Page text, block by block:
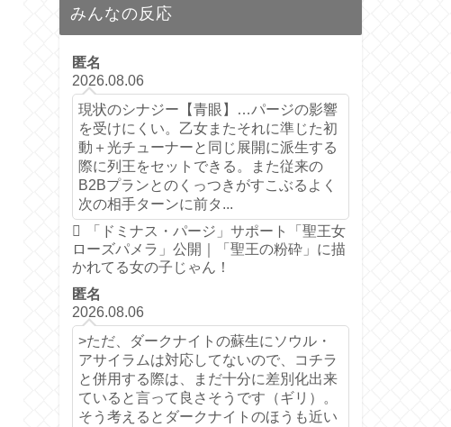
みんなの反応
匿名
2026.08.06
現状のシナジー【青眼】…パージの影響
を受けにくい。乙女またそれに準じた初
動＋光チューナーと同じ展開に派生する
際に列王をセットできる。また従来の
B2Bプランとのくっつきがすこぶるよく
次の相手ターンに前タ...
「ドミナス・パージ」サポート「聖王女
ローズパメラ」公開｜「聖王の粉砕」に描
かれてる女の子じゃん！
匿名
2026.08.06
>ただ、ダークナイトの蘇生にソウル・
アサイラムは対応してないので、コチラ
と併用する際は、まだ十分に差別化出来
ていると言って良さそうです（ギリ）。
そう考えるとダークナイトのほうも近い